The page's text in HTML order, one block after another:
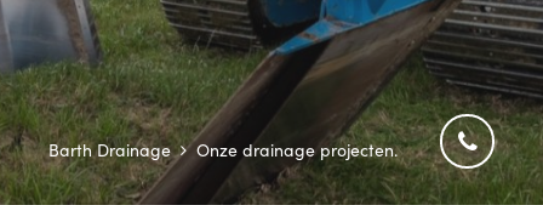
Barth Drainage Onze drainage projecten.